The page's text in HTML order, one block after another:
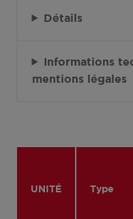
Détails
Informations
mentions légales
UNITÉ Type